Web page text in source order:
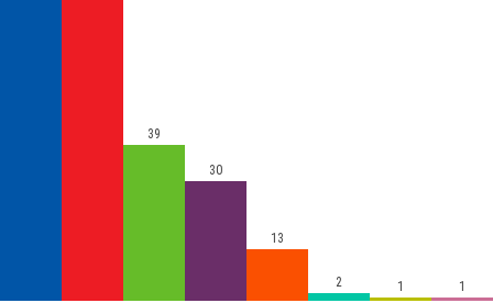
39
30
13
2 1 1